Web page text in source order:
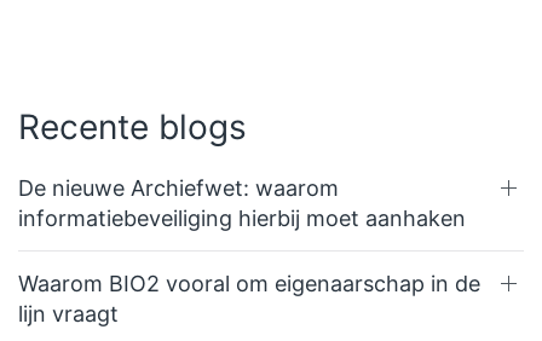
Recente blogs
De nieuwe Archiefwet: waarom
informatiebeveiliging hierbij moet aanhaken
Waarom BIO2 vooral om eigenaarschap in de
lijn vraagt